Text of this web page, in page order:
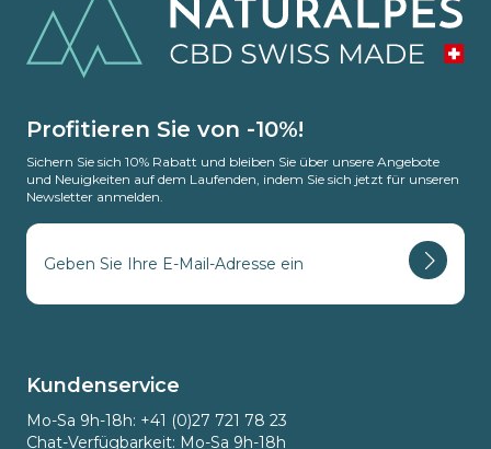
Profitieren Sie von -10%!
Sichern Sie sich 10% Rabatt und bleiben Sie über unsere Angebote
und Neuigkeiten auf dem Laufenden, indem Sie sich jetzt für unseren
Newsletter anmelden.
Kundenservice
Mo-Sa 9h-18h: +41 (0)27 721 78 23
Chat-Verfügbarkeit: Mo-Sa 9h-18h